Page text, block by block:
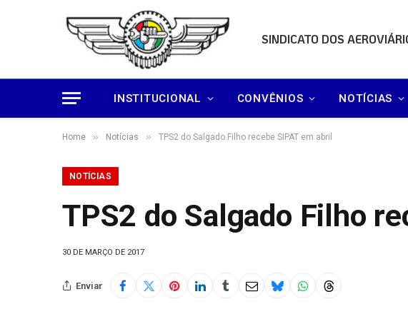
SINDICATO DOS
INSTITUCIONAL CONVÊNIOS NOTÍCIAS
Home » Notícias » TPS2 do Salgado Filho recebe SIPAT em abril
NOTÍCIAS
TPS2 do Salgado Filho
30 DE MARÇO DE 2017
Enviar